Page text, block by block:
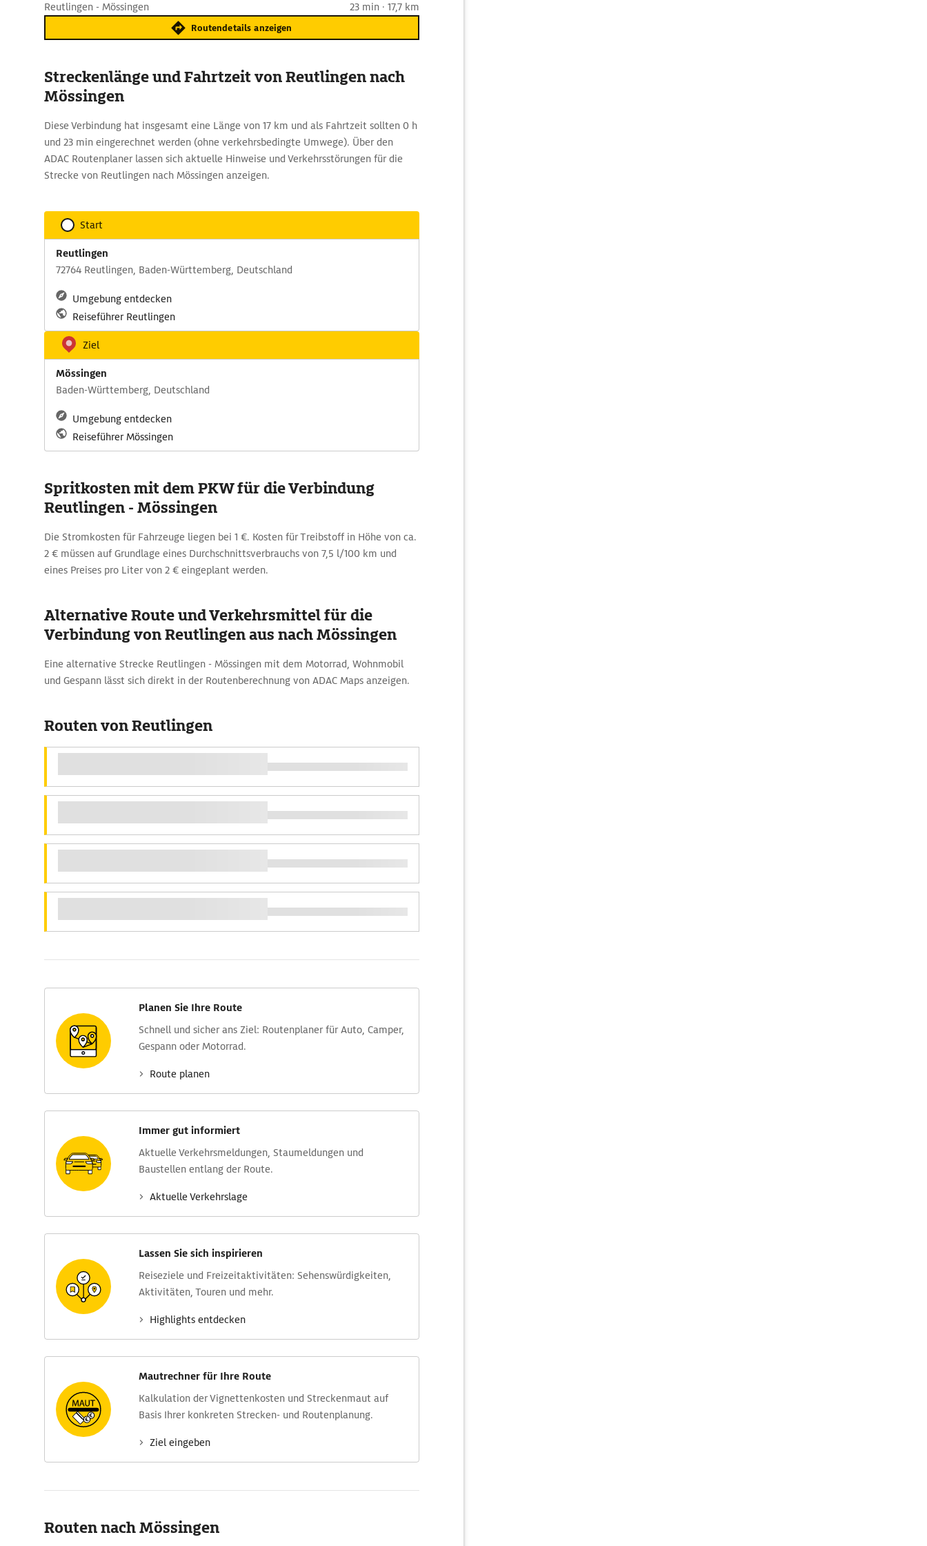
Reutlingen - Mössingen 23 min · 17,7 km
Routendetails anzeigen
Streckenlänge und Fahrtzeit von Reutlingen nach
Mössingen
Diese Verbindung hat insgesamt eine Länge von 17 km und als Fahrtzeit sollten 0 h
und 23 min eingerechnet werden (ohne verkehrsbedingte Umwege). Über den
ADAC Routenplaner lassen sich aktuelle Hinweise und Verkehrsstörungen für die
Strecke von Reutlingen nach Mössingen anzeigen.
Start
Reutlingen
72764 Reutlingen, Baden-Württemberg, Deutschland
Umgebung entdecken
Reiseführer Reutlingen
Ziel
Mössingen
Baden-Württemberg, Deutschland
Umgebung entdecken
Reiseführer Mössingen
Spritkosten mit dem PKW für die Verbindung
Reutlingen - Mössingen
Die Stromkosten für Fahrzeuge liegen bei 1 €. Kosten für Treibstoff in Höhe von ca.
2 € müssen auf Grundlage eines Durchschnittsverbrauchs von 7,5 l/100 km und
eines Preises pro Liter von 2 € eingeplant werden.
Alternative Route und Verkehrsmittel für die
Verbindung von Reutlingen aus nach Mössingen
Eine alternative Strecke Reutlingen - Mössingen mit dem Motorrad, Wohnmobil
und Gespann lässt sich direkt in der Routenberechnung von ADAC Maps anzeigen.
Routen von Reutlingen
Planen Sie Ihre Route
Schnell und sicher ans Ziel: Routen­planer für Auto, Camper,
Gespann oder Motorrad.
Route planen
Immer gut informiert
Aktuelle Verkehrs­meldungen, Stau­meldungen und
Baustellen entlang der Route.
Aktuelle Verkehrs­lage
Lassen Sie sich inspirieren
Reise­ziele und Freizeit­aktivitäten: Sehens­würdig­keiten,
Aktivitäten, Touren und mehr.
Highlights entdecken
Mautrechner für Ihre Route
Kalkulation der Vignettenkosten und Streckenmaut auf
Basis Ihrer konkreten Strecken- und Routenplanung.
Ziel eingeben
Routen nach Mössingen